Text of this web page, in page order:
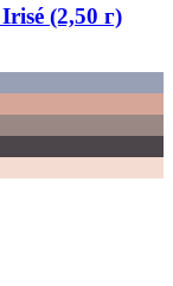
(2,50 г)